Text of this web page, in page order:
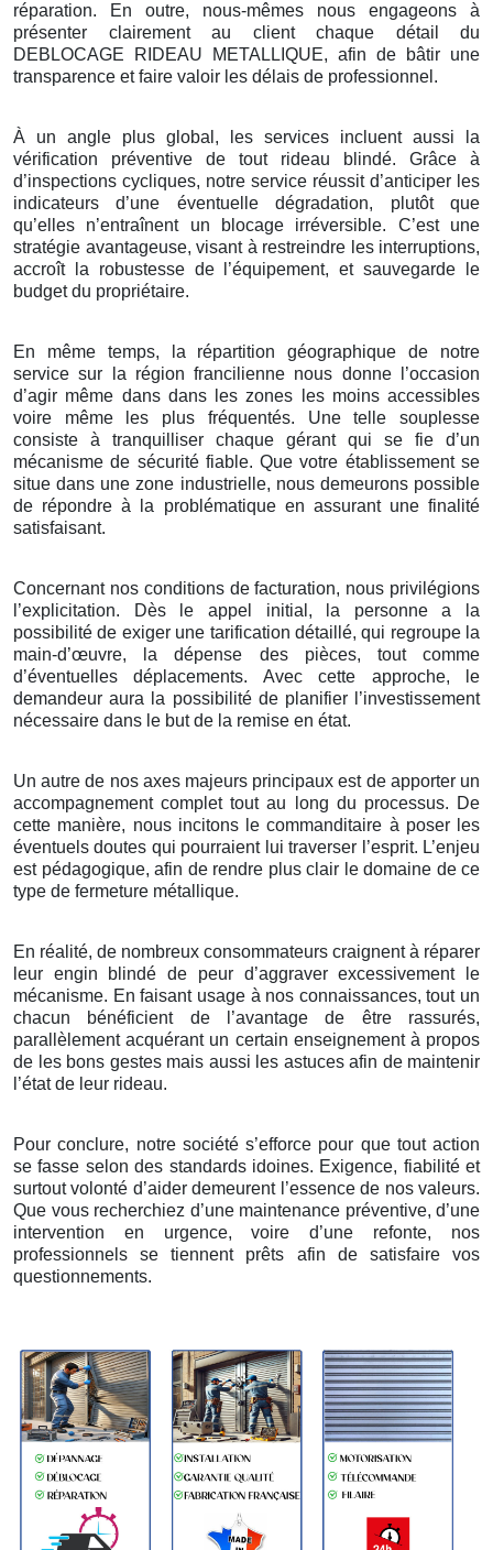
réparation. En outre, nous-mêmes nous engageons à
présenter clairement au client chaque détail du
DEBLOCAGE RIDEAU METALLIQUE, afin de bâtir une
transparence et faire valoir les délais de professionnel.
À un angle plus global, les services incluent aussi la
vérification préventive de tout rideau blindé. Grâce à
d’inspections cycliques, notre service réussit d’anticiper les
indicateurs d’une éventuelle dégradation, plutôt que
qu’elles n’entraînent un blocage irréversible. C’est une
stratégie avantageuse, visant à restreindre les interruptions,
accroît la robustesse de l’équipement, et sauvegarde le
budget du propriétaire.
En même temps, la répartition géographique de notre
service sur la région francilienne nous donne l’occasion
d’agir même dans dans les zones les moins accessibles
voire même les plus fréquentés. Une telle souplesse
consiste à tranquilliser chaque gérant qui se fie d’un
mécanisme de sécurité fiable. Que votre établissement se
situe dans une zone industrielle, nous demeurons possible
de répondre à la problématique en assurant une finalité
satisfaisant.
Concernant nos conditions de facturation, nous privilégions
l’explicitation. Dès le appel initial, la personne a la
possibilité de exiger une tarification détaillé, qui regroupe la
main-d’œuvre, la dépense des pièces, tout comme
d’éventuelles déplacements. Avec cette approche, le
demandeur aura la possibilité de planifier l’investissement
nécessaire dans le but de la remise en état.
Un autre de nos axes majeurs principaux est de apporter un
accompagnement complet tout au long du processus. De
cette manière, nous incitons le commanditaire à poser les
éventuels doutes qui pourraient lui traverser l’esprit. L’enjeu
est pédagogique, afin de rendre plus clair le domaine de ce
type de fermeture métallique.
En réalité, de nombreux consommateurs craignent à réparer
leur engin blindé de peur d’aggraver excessivement le
mécanisme. En faisant usage à nos connaissances, tout un
chacun bénéficient de l’avantage de être rassurés,
parallèlement acquérant un certain enseignement à propos
de les bons gestes mais aussi les astuces afin de maintenir
l’état de leur rideau.
Pour conclure, notre société s’efforce pour que tout action
se fasse selon des standards idoines. Exigence, fiabilité et
surtout volonté d’aider demeurent l’essence de nos valeurs.
Que vous recherchiez d’une maintenance préventive, d’une
intervention en urgence, voire d’une refonte, nos
professionnels se tiennent prêts afin de satisfaire vos
questionnements.